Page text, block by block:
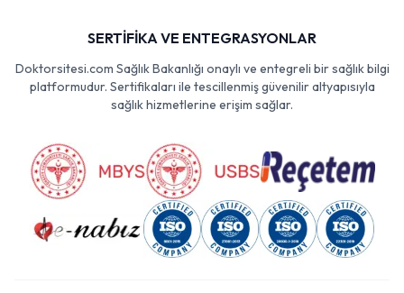
SERTİFİKA VE ENTEGRASYONLAR
Doktorsitesi.com Sağlık Bakanlığı onaylı ve entegreli bir sağlık bilgi
platformudur. Sertifikaları ile tescillenmiş güvenilir altyapısıyla
sağlık hizmetlerine erişim sağlar.